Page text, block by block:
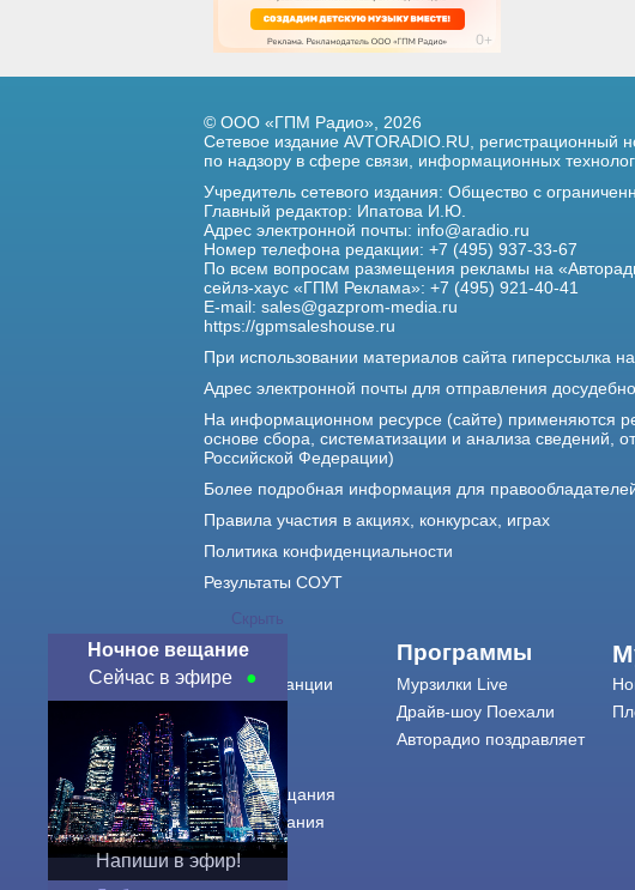
Скрыть
Ночное вещание
Сейчас в эфире
Напиши в эфир!
© ООО «ГПМ Радио», 2026
Сетевое издание AVTORADIO.RU, регистрационный
по надзору в сфере связи,
информационных
Учредитель сетевого издания: Общество с
Главный редактор: Ипатова И.Ю.
Адрес электронной почты: info@aradio.ru
Номер телефона редакции: +7 (495) 937-33-67
По всем вопросам размещения рекламы на
сейлз-хаус «ГПМ Реклама»: +7 (495) 921-40-41
E-mail: sales@gazprom-media.ru
https://gpmsaleshouse.ru
При использовании материалов сайта гиперссылка
Адрес электронной почты для отправления
На информационном ресурсе (сайте) применяются
основе сбора, систематизации и анализа сведений,
Российской Федерации)
Более подробная информация для
Правила участия в акциях, конкурсах, играх
Политика конфиденциальности
Результаты СОУТ
О нас
О радиостанции
Контакты
Реклама
Города вещания
Сетка вещания
История
Оферта
Программы
Мурзилки Live
Драйв-шоу Поехали
Авторадио поздравляет